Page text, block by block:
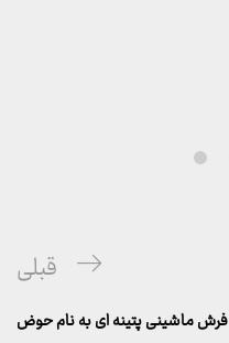
پست
قبلی
قبلی
فرش ماشینی پتینه ای به نام حوض